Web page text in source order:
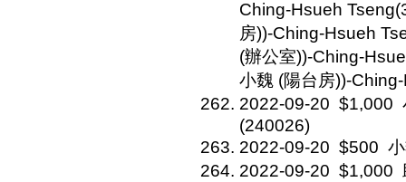
Ching-Hsueh
房))-Ching-Hsueh
(辦公室))-Ching-
小魏 (陽台房))-
2022-09-20 $1,000
(240026)
2022-09-20 $500
2022-09-20 $1,000